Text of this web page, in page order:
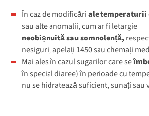
În caz de modificăriale temperaturii
sau alte anomalii, cum ar fi letargie
neobișnuită sau somnolență,
nesiguri, apelați 1450 sau chemați
Mai ales în cazul sugarilor care se
în special diaree) în perioade cu
nu se hidratează suficient, sunați sau